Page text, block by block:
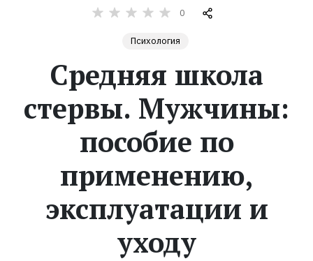
Серии
Экранизации
Коллекции
0
Психология
Средняя школа
стервы. Мужчины:
пособие по
применению,
эксплуатации и
уходу